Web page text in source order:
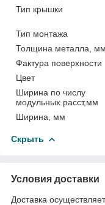
Тип крышки
Тип монтажа
Толщина металла, мм
Фактура поверхности
Цвет
Ширина по числу
модульных расст,мм
Ширина, мм
Скрыть
Условия доставки
Доставка